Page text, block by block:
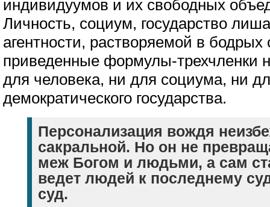
индивидуумов и их свободных
Личность, социум, государство
агентности, растворяемой в бодрых
приведенные формулы-трехчленки
для человека, ни для социума, ни
демократического государства.
Персонализация вождя
сакральной. Но он не
меж Богом и людьми, а сам
ведет людей к последнему
суд.